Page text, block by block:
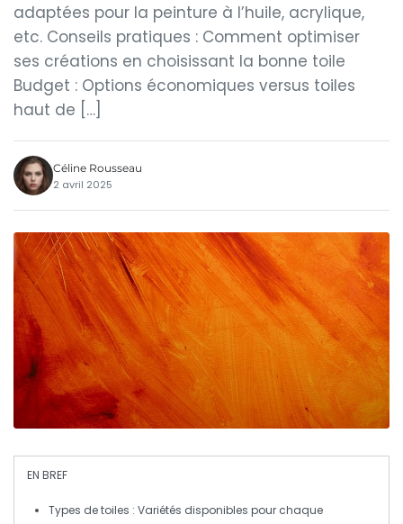
adaptées pour la peinture à l’huile, acrylique,
etc. Conseils pratiques : Comment optimiser
ses créations en choisissant la bonne toile
Budget : Options économiques versus toiles
haut de […]
Céline Rousseau
2 avril 2025
EN BREF
Types de toiles : Variétés disponibles pour chaque